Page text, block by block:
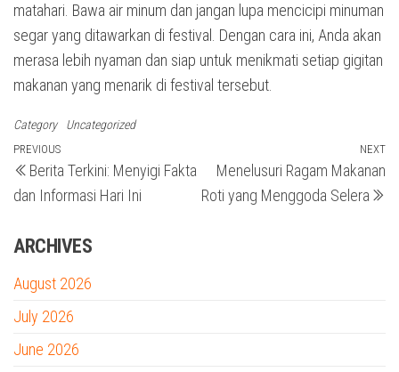
matahari. Bawa air minum dan jangan lupa mencicipi minuman
segar yang ditawarkan di festival. Dengan cara ini, Anda akan
merasa lebih nyaman dan siap untuk menikmati setiap gigitan
makanan yang menarik di festival tersebut.
Category Uncategorized
Post
navigation
Previous
Post
PREVIOUS
Berita Terkini: Menyigi Fakta
dan Informasi Hari Ini
NEXT
Menelusuri Ragam Makanan
Roti yang Menggoda Selera
ARCHIVES
August 2026
July 2026
June 2026